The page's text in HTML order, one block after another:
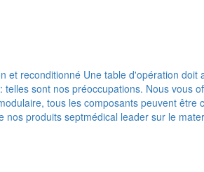
et reconditionné Une table d'opération
sont nos préoccupations. Nous vous
tous les composants peuvent
produits septmédical leader sur le